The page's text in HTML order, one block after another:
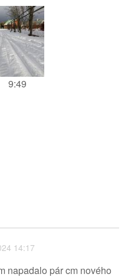
9:49
14:17
napadalo pár cm nového